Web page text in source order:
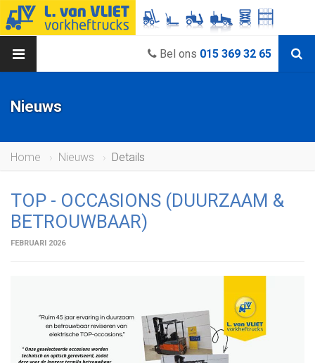
Bel ons 015 369 32 65
Nieuws
Home Nieuws Details
TOP - OCCASIONS (DUURZAAM &
BETROUWBAAR)
FEBRUARI 2026